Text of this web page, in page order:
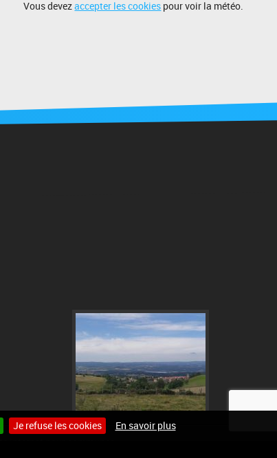
Je refuse les cookies En savoir plus
Vous devezaccepter les cookies pour voir la météo.